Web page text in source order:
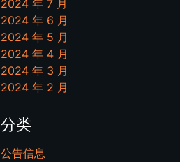
2024 年 7 月
2024 年 6 月
2024 年 5 月
2024 年 4 月
2024 年 3 月
2024 年 2 月
分类
公告信息